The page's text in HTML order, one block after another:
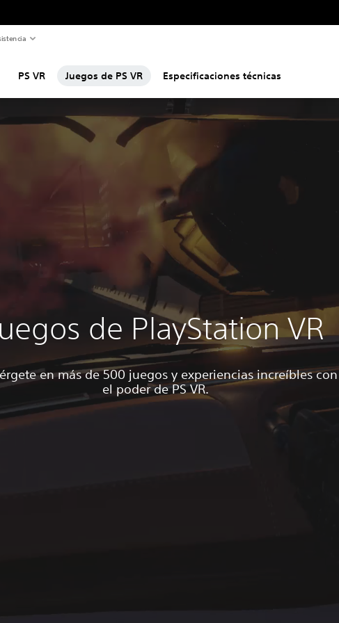
PS VR Juegos de PS VR Especificaciones técnicas
de PlayStation VR
en más de 500 juegos y experiencias increíbles con
el poder de PS VR.